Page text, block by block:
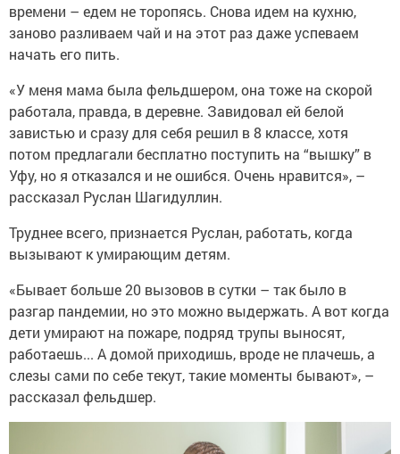
времени – едем не торопясь. Снова идем на кухню,
заново разливаем чай и на этот раз даже успеваем
начать его пить.
«У меня мама была фельдшером, она тоже на скорой
работала, правда, в деревне. Завидовал ей белой
завистью и сразу для себя решил в 8 классе, хотя
потом предлагали бесплатно поступить на “вышку” в
Уфу, но я отказался и не ошибся. Очень нравится», –
рассказал Руслан Шагидуллин.
Труднее всего, признается Руслан, работать, когда
вызывают к умирающим детям.
«Бывает больше 20 вызовов в сутки – так было в
разгар пандемии, но это можно выдержать. А вот когда
дети умирают на пожаре, подряд трупы выносят,
работаешь... А домой приходишь, вроде не плачешь, а
слезы сами по себе текут, такие моменты бывают», –
рассказал фельдшер.